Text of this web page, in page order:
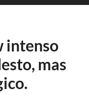
intenso
mas